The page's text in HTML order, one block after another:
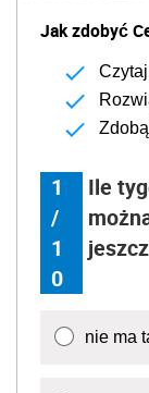
Jak zdobyć
Czytaj
1
/
1
0
Ile
nie ma